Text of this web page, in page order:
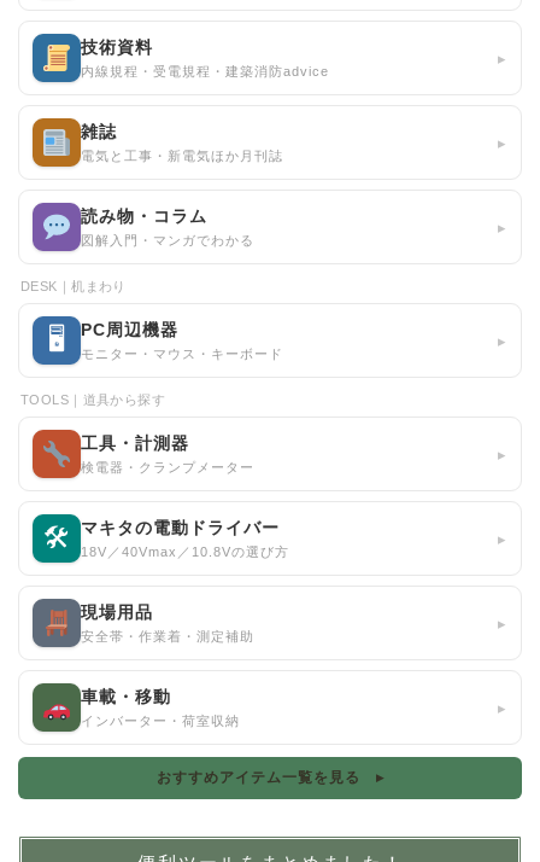
技術資料
内線規程・受電規程・建築消防advice
▸
雑誌
電気と工事・新電気ほか月刊誌
▸
読み物・コラム
図解入門・マンガでわかる
▸
DESK｜机まわり
🖥 PC周辺機器
モニター・マウス・キーボード
▸
TOOLS｜道具から探す
工具・計測器
検電器・クランプメーター
▸
🛠 マキタの電動ドライバー
18V／40Vmax／10.8Vの選び方
▸
現場用品
安全帯・作業着・測定補助
▸
車載・移動
インバーター・荷室収納
▸
おすすめアイテム一覧を見る ▸